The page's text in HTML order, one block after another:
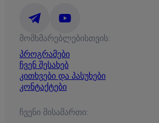
მომხმარებლებისთვის:
პროგრამები
ჩვენ შესახებ
კითხვები და პასუხები
კონტაქტები
ჩვენი მისამართი: